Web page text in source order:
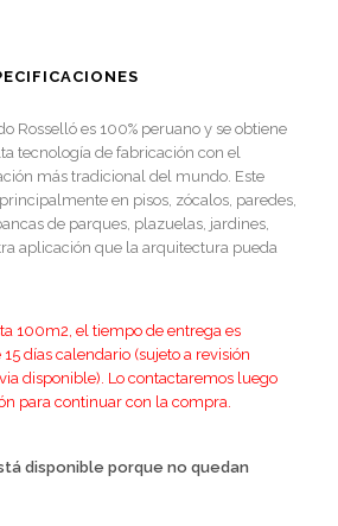
hasta
Rosselló es 100% peruano y se obtiene
tecnología de fabricación con el
más tradicional del mundo. Este
en pisos, zócalos, paredes,
de parques, plazuelas, jardines,
aplicación que la arquitectura pueda
100m2, el tiempo de entrega es
días calendario (sujeto a revisión
disponible). Lo contactaremos luego
para continuar con la compra.
disponible porque no quedan